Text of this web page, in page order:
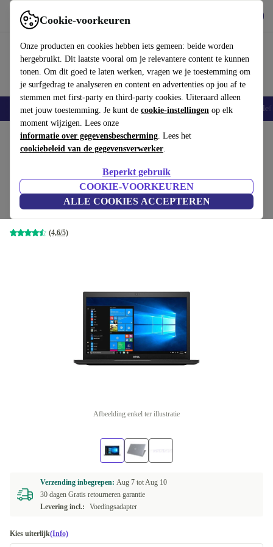
Cookie-voorkeuren
Onze producten en cookies hebben iets gemeen: beide worden
hergebruikt. Dit laatste vooral om je relevantere content te kunnen
tonen. Om dit goed te laten werken, vragen we je toestemming om
je surfgedrag te analyseren en content en advertenties op jou af te
stemmen met first-party en third-party cookies. Uiteraard alleen
met jouw toestemming. Je kunt de cookie-instellingen op elk
moment wijzigen. Lees onze
informatie over gegevensbescherming. Lees het
cookiebeleid van de gegevensverwerker.
Beperkt gebruik
COOKIE-VOORKEUREN
ALLE COOKIES ACCEPTEREN
Gebruik refurbed snel en eenvoudig
Smartphones Laptops Tablets Smartwatches Accessoires
Home Producten Laptops Dell Laptops
Dell Latitude 7490 | i5-8350U |
14-inch
8 GB | 256 GB SSD | FHD |
(4,6/5)
€264,99
Afbeelding enkel ter illustratie
Verzending inbegrepen: Aug 7 totAug 10
30 dagen Gratis retourneren garantie
Levering incl.:
Voedingsadapter
Kies uiterlijk(Info)